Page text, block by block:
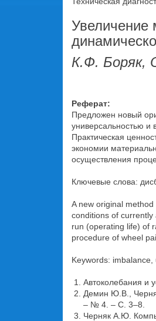
Увеличение
К.Ф. Боряк,
Реферат:
Предложен новый
универсальностью и
Практическая
экономии
осуществления
Ключевые слова:
A new original
conditions of
run (operating life) of
procedure of wheel
Keywords:
Автоколебания и
Демин Ю.В.,
– № 4. – С. 3–8.
Черняк А.Ю.